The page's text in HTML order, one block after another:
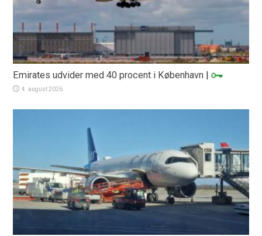
Emirates udvider med 40 procent i København |
4. august 2026